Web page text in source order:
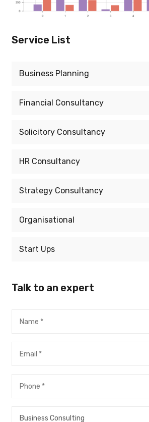
Service List
Business Planning
Financial Consultancy
Solicitory Consultancy
HR Consultancy
Strategy Consultancy
Organisational
Start Ups
Talk to an expert